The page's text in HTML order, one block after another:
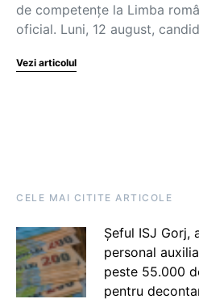
de competențe la Limba
oficial. Luni, 12 august,
Vezi articolul
CELE MAI CITITE ARTICOLE
Șeful ISJ Gorj,
personal
peste 55.000
pentru